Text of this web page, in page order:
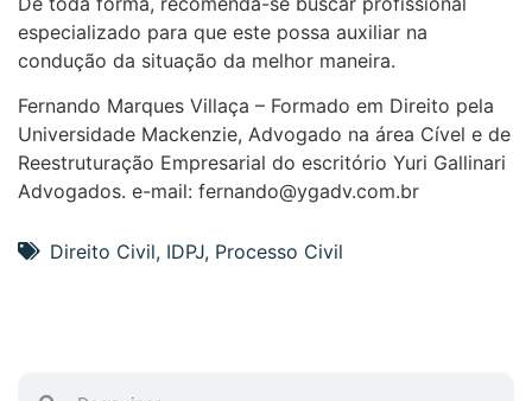
especializado para que este possa auxiliar na
condução da situação da melhor maneira.
Fernando Marques Villaça – Formado em Direito pela
Universidade Mackenzie, Advogado na área Cível e de
Reestruturação Empresarial do escritório Yuri Gallinari
Advogados. e-mail: fernando@ygadv.com.br
Direito Civil, IDPJ, Processo Civil